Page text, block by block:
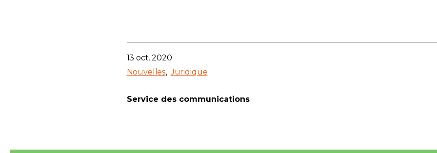
13 oct. 2020
Nouvelles Juridique
Service des communications